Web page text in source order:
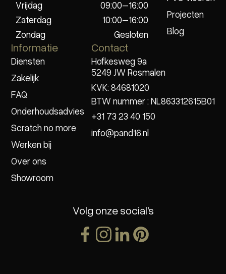
Vrijdag
09:00–16:00
Zaterdag
10:00–16:00
Zondag
Gesloten
Projecten
Blog
Informatie
Diensten
Zakelijk
FAQ
Onderhoudsadvies
Scratch no more
Werken bij
Over ons
Showroom
Contact
Hofkesweg 9a
5249 JW Rosmalen
KVK: 84681020
BTW nummer : NL863312615B01
+31 73 23 40 150
info@pand16.nl
Volg onze social's